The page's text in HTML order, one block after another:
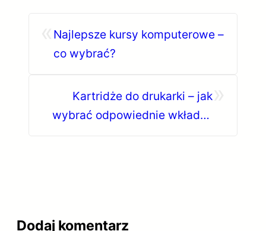
Najlepsze kursy komputerowe –
co wybrać?
Kartridże do drukarki – jak
wybrać odpowiednie wkłady i
Dodaj komentarz